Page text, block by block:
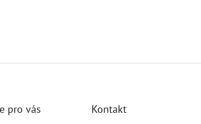
pro vás Kontakt